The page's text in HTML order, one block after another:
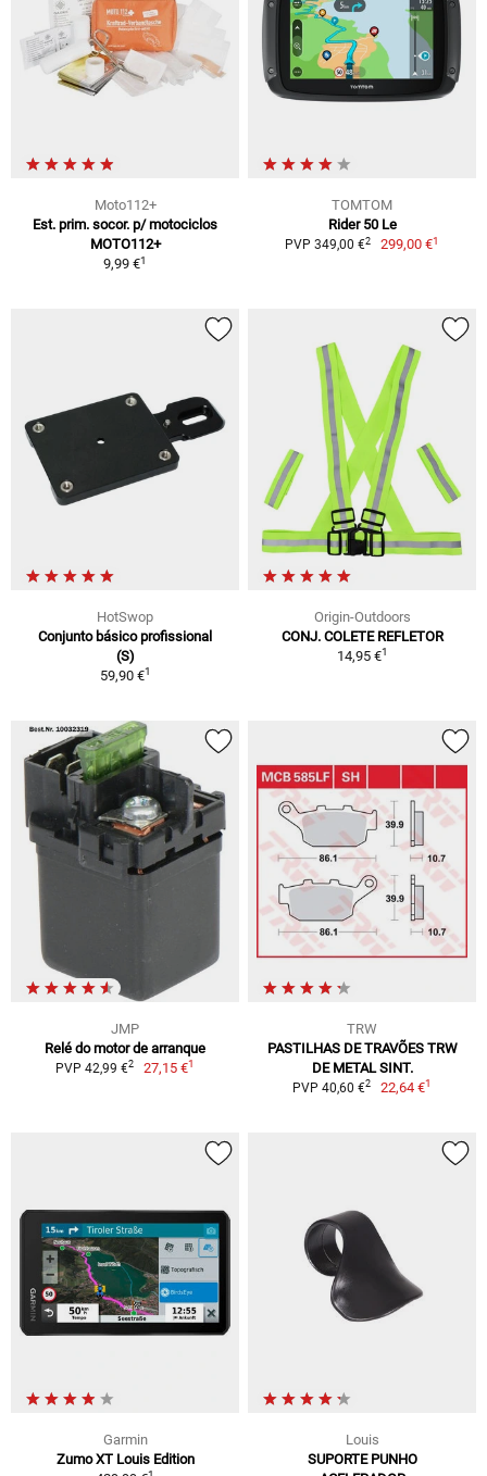
Moto112+
Est. prim. socor. p/ motociclos
MOTO112+
9,99 €1
TOMTOM
Rider 50 Le
PVP 349,00 €2 299,00 €1
HotSwop
Conjunto básico profissional
(S)
59,90 €1
Origin-Outdoors
CONJ. COLETE REFLETOR
14,95 €1
JMP
Relé do motor de arranque
PVP 42,99 €2 27,15 €1
TRW
PASTILHAS DE TRAVÕES TRW
DE METAL SINT.
PVP 40,60 €2 22,64 €1
Garmin
Zumo XT Louis Edition
Louis
SUPORTE PUNHO